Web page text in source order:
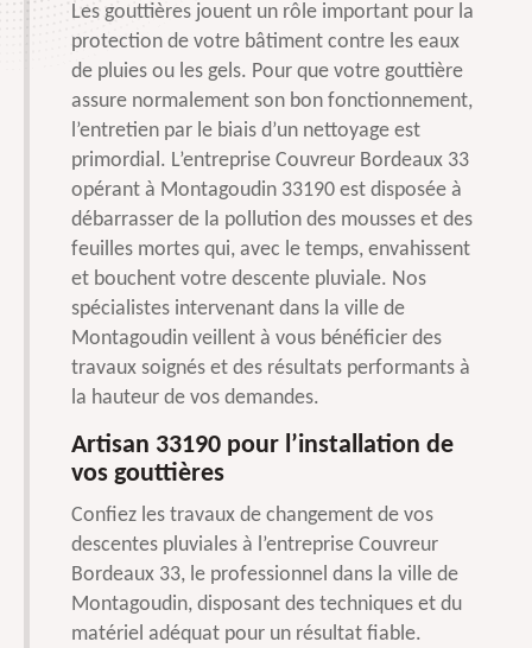
Les gouttières jouent un rôle important pour la
protection de votre bâtiment contre les eaux
de pluies ou les gels. Pour que votre gouttière
assure normalement son bon fonctionnement,
l’entretien par le biais d’un nettoyage est
primordial. L’entreprise Couvreur Bordeaux 33
opérant à Montagoudin 33190 est disposée à
débarrasser de la pollution des mousses et des
feuilles mortes qui, avec le temps, envahissent
et bouchent votre descente pluviale. Nos
spécialistes intervenant dans la ville de
Montagoudin veillent à vous bénéficier des
travaux soignés et des résultats performants à
la hauteur de vos demandes.
Artisan 33190 pour l’installation de
vos gouttières
Confiez les travaux de changement de vos
descentes pluviales à l’entreprise Couvreur
Bordeaux 33, le professionnel dans la ville de
Montagoudin, disposant des techniques et du
matériel adéquat pour un résultat fiable.